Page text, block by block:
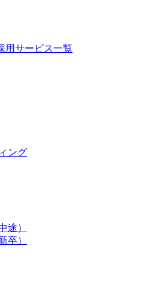
用サービス一覧
ング
途）
卒）